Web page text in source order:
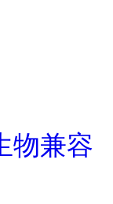
物兼容